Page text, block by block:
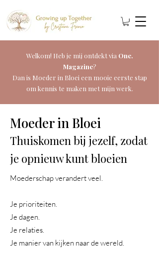
Welkom! Heb je mij ontdekt via One.
Magazine?
Dan is Moeder in Bloei een mooie eerste stap
om kennis te maken met mijn werk.
Moeder in Bloei
Thuiskomen bij jezelf, zodat
je opnieuw kunt bloeien
Moederschap verandert veel.
Je prioriteiten.
Je dagen.
Je relaties.
Je manier van kijken naar de wereld.